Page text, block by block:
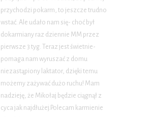
przychodzi pokarm, to jeszcze trudno
wstać. Ale udało nam się- choć był
dokarmiany raz dziennie MM przez
pierwsze 3 tyg. Teraz jest świetnie-
pomaga nam wyruszać z domu
niezastąpiony laktator, dzięki temu
możemy zażywać dużo ruchu! Mam
nadzieję, że Mikołaj będzie ciągnął z
cyca jak najdłużej.Polecam karmienie